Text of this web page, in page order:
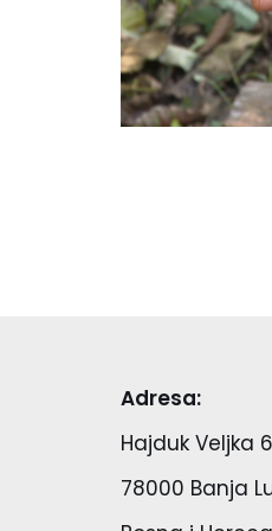
Adresa:
Hajduk Veljka
78000 Banja